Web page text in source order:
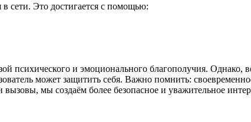
сети. Это достигается с помощью:
психического и эмоционального благополучия. Однако,
может защитить себя. Важно помнить:
мы создаём более безопасное и уважительное